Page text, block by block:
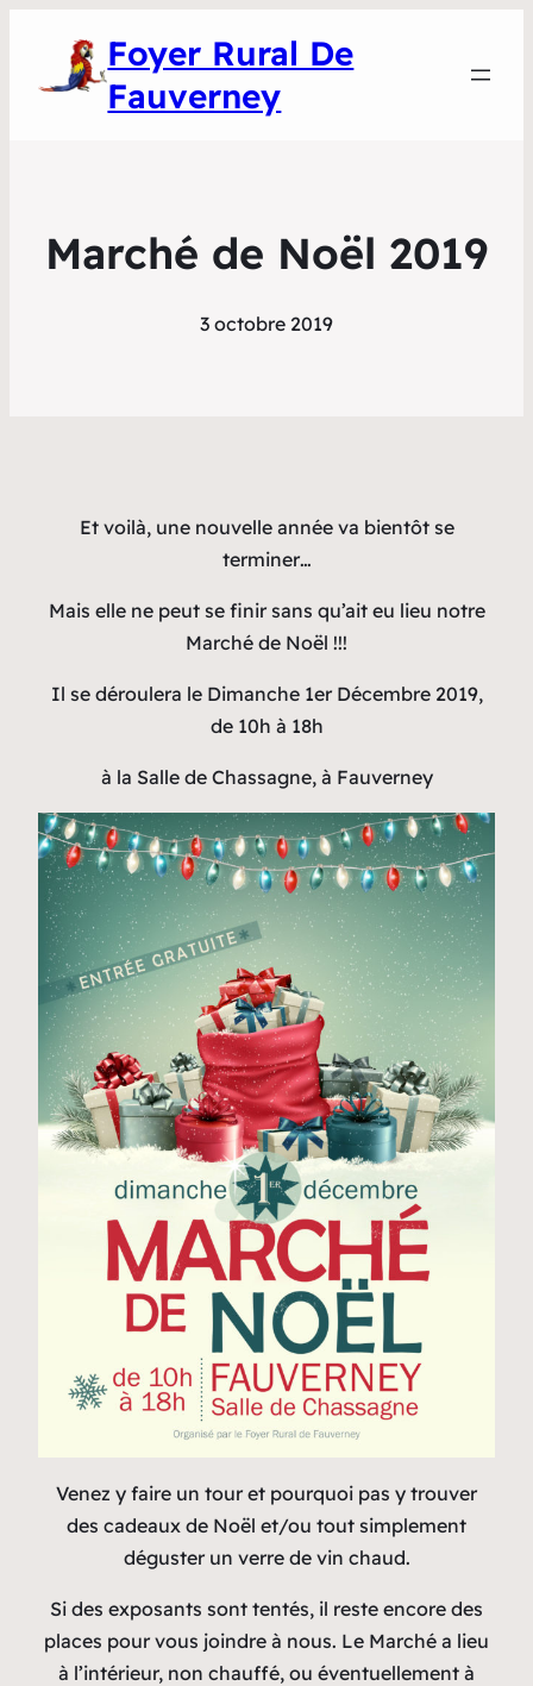
Foyer Rural De
Fauverney
Marché de Noël 2019
3 octobre 2019
Et voilà, une nouvelle année va bientôt se
terminer…
Mais elle ne peut se finir sans qu’ait eu lieu notre
Marché de Noël !!!
Il se déroulera le Dimanche 1er Décembre 2019,
de 10h à 18h
à la Salle de Chassagne, à Fauverney
Venez y faire un tour et pourquoi pas y trouver
des cadeaux de Noël et/ou tout simplement
déguster un verre de vin chaud.
Si des exposants sont tentés, il reste encore des
places pour vous joindre à nous. Le Marché a lieu
à l’intérieur, non chauffé, ou éventuellement à